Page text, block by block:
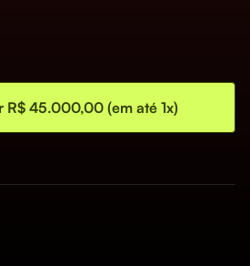
R$ 45.000,00 (em até 1x)